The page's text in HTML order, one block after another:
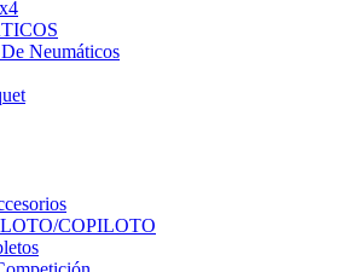
Neumáticos
COPILOTO